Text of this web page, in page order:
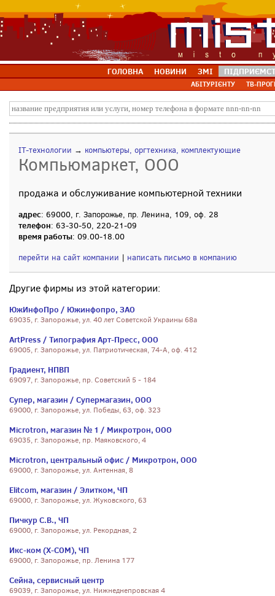
ГОЛОВНА НОВИНИ ЗМІ
АБІТУРІЄНТУ ТВ-
IT-технологии → компьютеры, оргтехника, комплектующие
Компьюмаркет, ООО
продажа и обслуживание компьютерной техники
адрес: 69000, г. Запорожье, пр. Ленина, 109, оф. 28
телефон: 63-30-50, 220-21-09
время работы: 09.00-18.00
перейти на сайт компании | написать письмо в компанию
Другие фирмы из этой категории:
ЮжИнфоПро / Южинфопро, ЗАО
69035, г. Запорожье, ул. 40 лет Советской Украины 68а
ArtPress / Типография Арт-Пресс, ООО
69005, г. Запорожье, ул. Патриотическая, 74-А, оф. 412
Градиент, НПВП
69097, г. Запорожье, пр. Советский 5 - 184
Супер, магазин / Супермагазин, ООО
69000, г. Запорожье, ул. Победы, 63, оф. 323
Microtron, магазин № 1 / Микротрон, ООО
69035, г. Запорожье, пр. Маяковского, 4
Microtron, центральный офис / Микротрон, ООО
69000, г. Запорожье, ул. Антенная, 8
Elitcom, магазин / Элитком, ЧП
69000, г. Запорожье, ул. Жуковского, 63
Пичкур С.В., ЧП
69000, г. Запорожье, ул. Рекордная, 2
Икс-ком (X-COM), ЧП
69000, г. Запорожье, пр. Ленина 177
Сейна, сервисный центр
69039, г. Запорожье, ул. Нижнеднепровская 4